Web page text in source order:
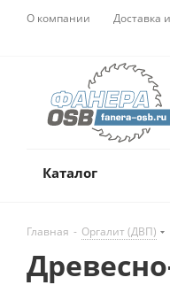
О компании Доставка
Каталог
Главная - Оргалит (ДВП)